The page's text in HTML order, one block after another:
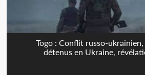
Togo : Conflit russo-
détenus en Ukraine,